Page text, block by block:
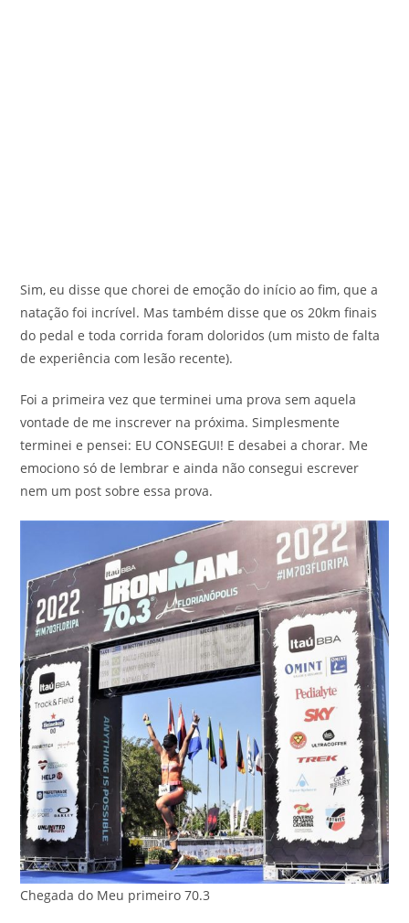
Sim, eu disse que chorei de emoção do início ao fim, que a
natação foi incrível. Mas também disse que os 20km finais
do pedal e toda corrida foram doloridos (um misto de falta
de experiência com lesão recente).
Foi a primeira vez que terminei uma prova sem aquela
vontade de me inscrever na próxima. Simplesmente
terminei e pensei: EU CONSEGUI! E desabei a chorar. Me
emociono só de lembrar e ainda não consegui escrever
nem um post sobre essa prova.
Chegada do Meu primeiro 70.3